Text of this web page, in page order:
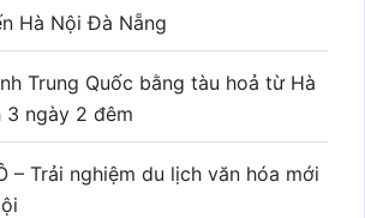
Hà Nội Đà Nẵng
Trung Quốc bằng tàu hoả từ Hà
3 ngày 2 đêm
– Trải nghiệm du lịch văn hóa mới